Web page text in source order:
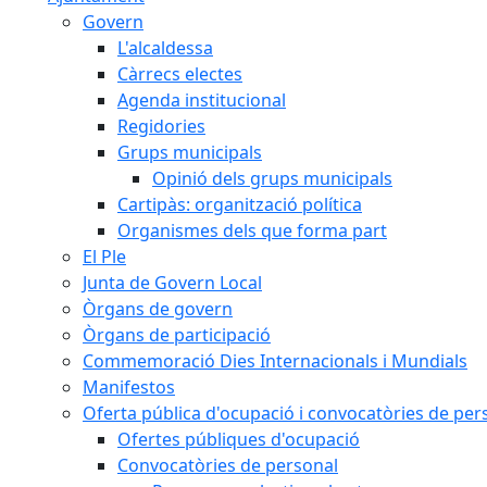
Govern
L'alcaldessa
Càrrecs electes
Agenda institucional
Regidories
Grups municipals
Opinió dels grups municipals
Cartipàs: organització política
Organismes dels que forma part
El Ple
Junta de Govern Local
Òrgans de govern
Òrgans de participació
Commemoració Dies Internacionals i Mundials
Manifestos
Oferta pública d'ocupació i convocatòries de
Ofertes públiques d'ocupació
Convocatòries de personal